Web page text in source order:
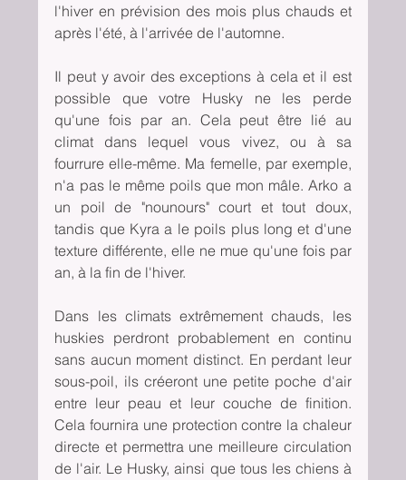
l'hiver en prévision des mois plus chauds et
après l'été, à l'arrivée de l'automne.
Il peut y avoir des exceptions à cela et il est
possible que votre Husky ne les perde
qu'une fois par an. Cela peut être lié au
climat dans lequel vous vivez, ou à sa
fourrure elle-même. Ma femelle, par exemple,
n'a pas le même poils que mon mâle. Arko a
un poil de "nounours" court et tout doux,
tandis que Kyra a le poils plus long et d'une
texture différente, elle ne mue qu'une fois par
an, à la fin de l'hiver.
Dans les climats extrêmement chauds, les
huskies perdront probablement en continu
sans aucun moment distinct. En perdant leur
sous-poil, ils créeront une petite poche d'air
entre leur peau et leur couche de finition.
Cela fournira une protection contre la chaleur
directe et permettra une meilleure circulation
de l'air. Le Husky, ainsi que tous les chiens à